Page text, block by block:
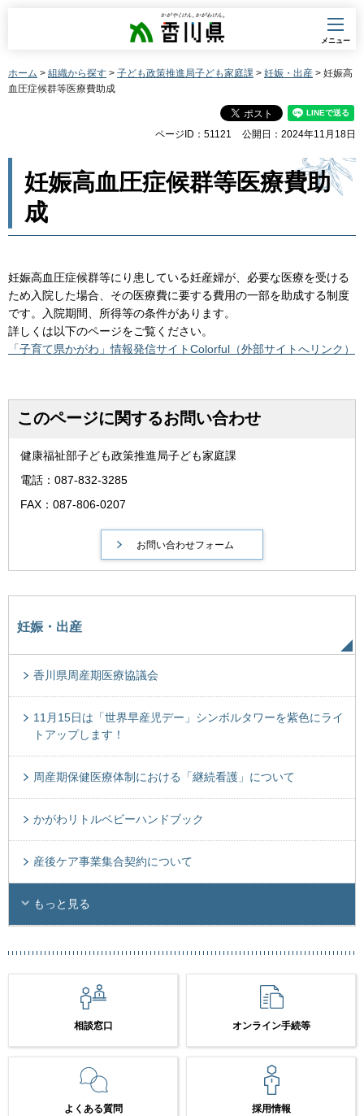
香川県
メニュー
ホーム > 組織から探す > 子ども政策推進局子ども家庭課 > 妊娠・出産 > 妊娠高
血圧症候群等医療費助成
ページID：51121 公開日：2024年11月18日
妊娠高血圧症候群等医療費助
成
妊娠高血圧症候群等にり患している妊産婦が、必要な医療を受ける
ため入院した場合、その医療費に要する費用の一部を助成する制度
です。入院期間、所得等の条件があります。
詳しくは以下のページをご覧ください。
「子育て県かがわ」情報発信サイトColorful（外部サイトへリンク）
このページに関するお問い合わせ
健康福祉部子ども政策推進局子ども家庭課
電話：087-832-3285
FAX：087-806-0207
妊娠・出産
香川県周産期医療協議会
11月15日は「世界早産児デー」シンボルタワーを紫色にライ
トアップします！
周産期保健医療体制における「継続看護」について
かがわリトルベビーハンドブック
産後ケア事業集合契約について
もっと見る
相談窓口 オンライン手続等
よくある質問 採用情報